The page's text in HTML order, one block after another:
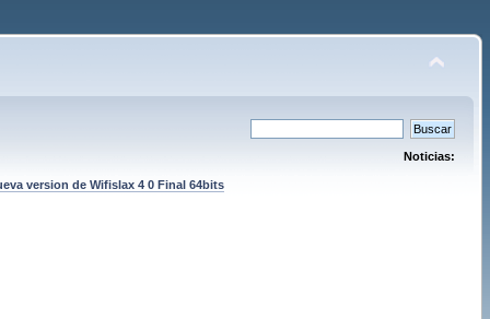
Noticias:
version de Wifislax 4 0 Final 64bits